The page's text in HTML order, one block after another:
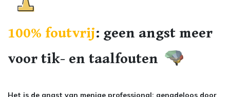
100% foutvrij: geen angst meer
voor tik- en taalfouten
Het is de angst van menige professional: genadeloos door